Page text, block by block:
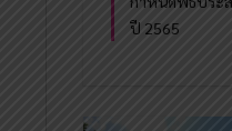
ปี 2565